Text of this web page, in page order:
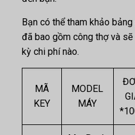
Bạn có thể tham khảo
đã bao gồm công thợ và
kỳ chi phí nào.
MÃ
KEY
MODEL
MÁY